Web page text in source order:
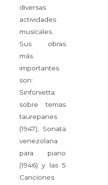
diversas
actividades
musicales.
Sus obras
más
importantes
son:
Sinfonietta
sobre temas
taurepanes
(1947), Sonata
venezolana
para piano
(1946) y las 5
Canciones